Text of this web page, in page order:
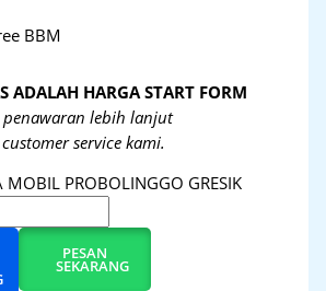
BBM
ADALAH HARGA START FORM
lebih lanjut
service kami.
MOBIL PROBOLINGGO GRESIK
PESAN
SEKARANG